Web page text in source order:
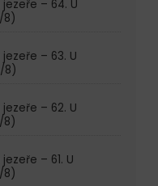
– 64. U
8)
– 63. U
8)
– 62. U
8)
– 61. U
8)